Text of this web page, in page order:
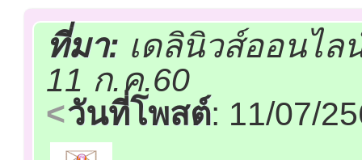
ที่มา: เดลินิวส์ออนไ
11 ก.ค.60
วันที่โพสต์: 11/07/